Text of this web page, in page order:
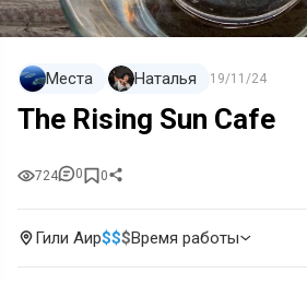
Места Наталья 19/11/24
The Rising Sun Cafe
724 0 0
Гили Аир$$$Время работы